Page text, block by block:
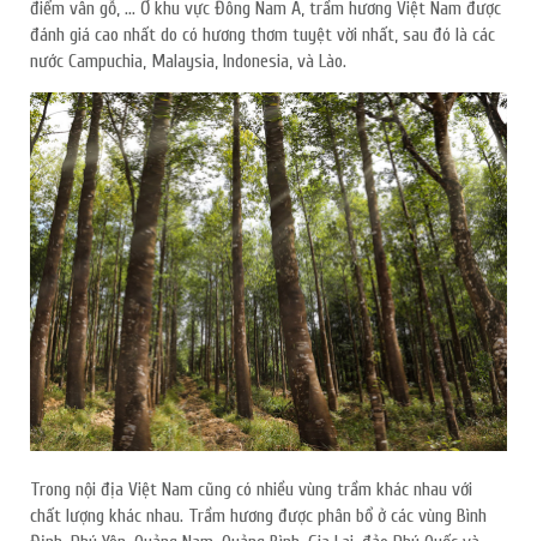
điểm vân gỗ, … Ở khu vực Đông Nam Á, trầm hương Việt Nam được
đánh giá cao nhất do có hương thơm tuyệt vời nhất, sau đó là các
nước Campuchia, Malaysia, Indonesia, và Lào.
Trong nội địa Việt Nam cũng có nhiều vùng trầm khác nhau với
chất lượng khác nhau. Trầm hương được phân bổ ở các vùng Bình
HOÀN THÀNH
Đăng ký tư vấn trực tiếp 24/7:0334455504